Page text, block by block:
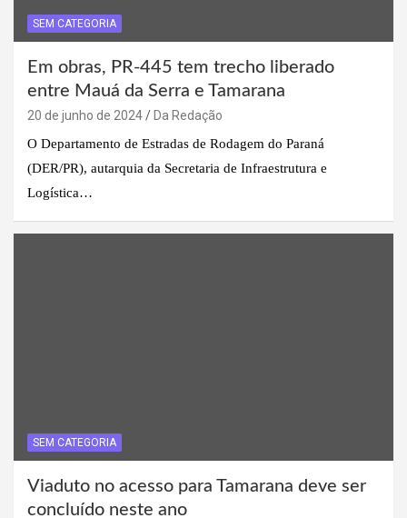
SEM CATEGORIA
Em obras, PR-445 tem trecho liberado
entre Mauá da Serra e Tamarana
20 de junho de 2024
Da Redação
O Departamento de Estradas de Rodagem do Paraná
(DER/PR), autarquia da Secretaria de Infraestrutura e
Logística…
SEM CATEGORIA
Viaduto no acesso para Tamarana deve ser
concluído neste ano